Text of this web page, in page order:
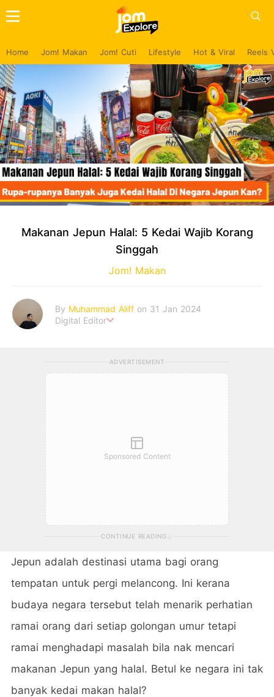
Home Jom! Makan Jom! Cuti Lifestyle Hot & Viral Reels
Makanan Jepun Halal: 5 Kedai Wajib Korang
Singgah
Jom! Makan
By Muhammad Aliff on 31 Jan 2024
Digital Editor
ADVERTISEMENT
Sponsored Content
CONTINUE READING
Jepun adalah destinasi utama bagi orang
tempatan untuk pergi melancong. Ini kerana
budaya negara tersebut telah menarik perhatian
ramai orang dari setiap golongan umur tetapi
ramai menghadapi masalah bila nak mencari
makanan Jepun yang halal. Betul ke negara ini tak
banyak kedai makan halal?